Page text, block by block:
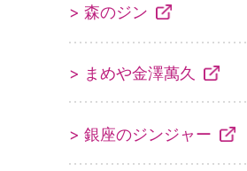
> 森のジン
> まめや金澤萬久
> 銀座のジンジャー